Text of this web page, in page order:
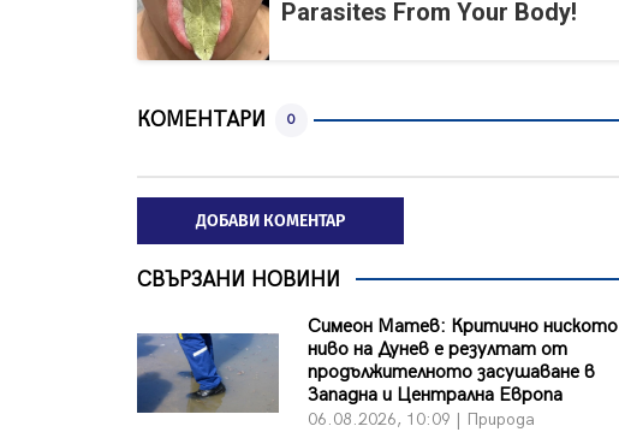
Parasites From Your Body!
КОМЕНТАРИ 0
ДОБАВИ КОМЕНТАР
СВЪРЗАНИ НОВИНИ
Симеон Матев: Критично ниското
ниво на Дунев е резултат от
продължителното засушаване в
Западна и Централна Европа
06.08.2026, 10:09 | Природа